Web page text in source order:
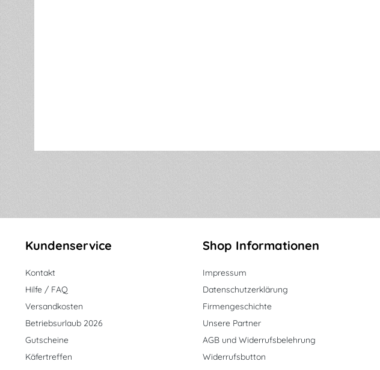
Kundenservice
Kontakt
Hilfe / FAQ
Versandkosten
Betriebsurlaub 2026
Gutscheine
Käfertreffen
Shop Informationen
Impressum
Datenschutzerklärung
Firmengeschichte
Unsere Partner
AGB und Widerrufsbelehrung
Widerrufsbutton